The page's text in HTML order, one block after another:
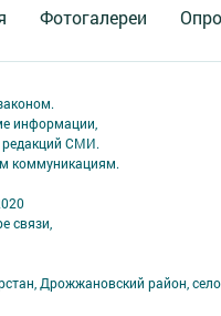
Фотогалереи
информации,
редакций СМИ.
коммуникациям.
связи,
Дрожжановский район,